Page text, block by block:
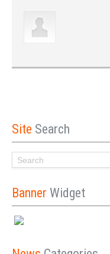
Site Search
Banner Widget